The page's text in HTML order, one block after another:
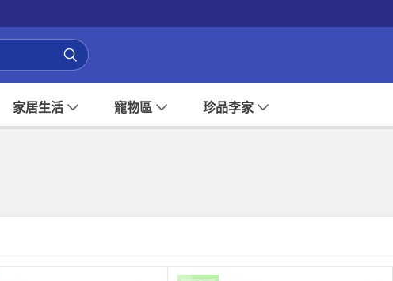
家居生活 寵物區 珍品李家